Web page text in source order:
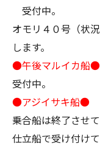
受付中。
オモリ４０号（状
します。
●午後マルイカ船●
受付中。
●アジイサキ船●
乗合船は終了させ
仕立船で受け付けて